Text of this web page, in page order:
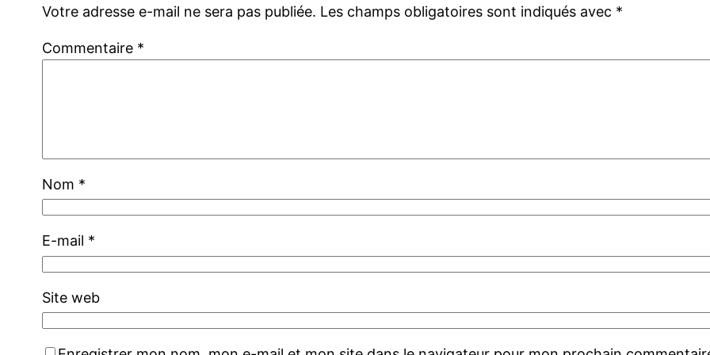
Votre adresse e-mail ne sera pas publiée. Les champs obligatoires sont indiqués avec *
Commentaire *
Nom *
E-mail *
Site web